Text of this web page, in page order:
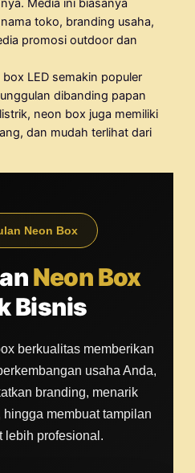
Media ini biasanya
toko, branding usaha,
promosi outdoor dan
LED semakin populer
dibanding papan
neon box juga memiliki
dan mudah terlihat dari
Neon Box
Neon Box
Bisnis
berkualitas memberikan
usaha Anda,
branding, menarik
membuat tampilan
lebih profesional.